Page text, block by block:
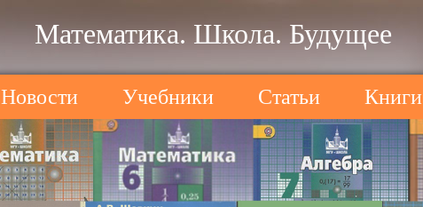
Математика. Школа. Будущее
Новости Учебники Статьи Книги